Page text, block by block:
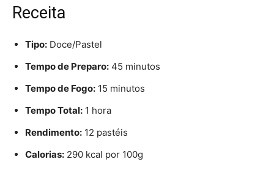
Receita
Tipo: Doce/Pastel
Tempo de Preparo: 45 minutos
Tempo de Fogo: 15 minutos
Tempo Total: 1 hora
Rendimento: 12 pastéis
Calorias: 290 kcal por 100g